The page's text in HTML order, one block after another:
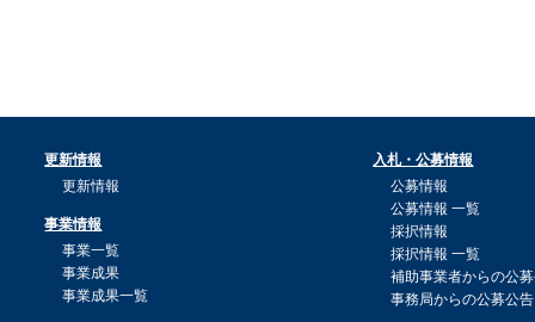
更新情報
更新情報
事業情報
事業一覧
事業成果
事業成果一覧
入札・公募情報
公募情報
公募情報 一覧
採択情報
採択情報 一覧
補助事業者からの公
事務局からの公募公告